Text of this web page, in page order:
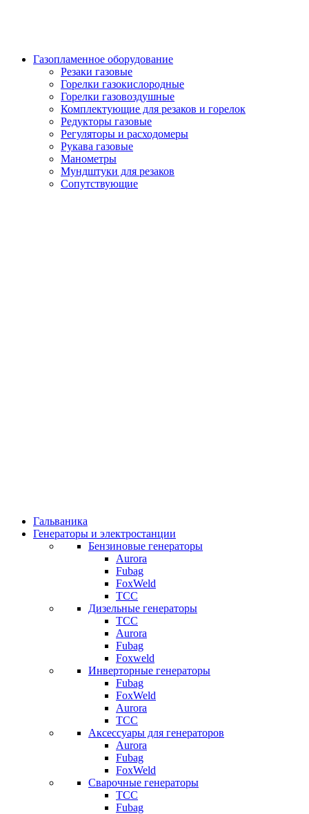
Газопламенное оборудование
Резаки газовые
Горелки газокислородные
Горелки газовоздушные
Комплектующие для резаков и горелок
Редукторы газовые
Регуляторы и расходомеры
Рукава газовые
Манометры
Мундштуки для резаков
Сопутствующие
Гальваника
Генераторы и электростанции
Бензиновые генераторы
Aurora
Fubag
FoxWeld
ТСС
Дизельные генераторы
ТСС
Aurora
Fubag
Foxweld
Инверторные генераторы
Fubag
FoxWeld
Aurora
ТСС
Аксессуары для генераторов
Aurora
Fubag
FoxWeld
Сварочные генераторы
ТСС
Fubag